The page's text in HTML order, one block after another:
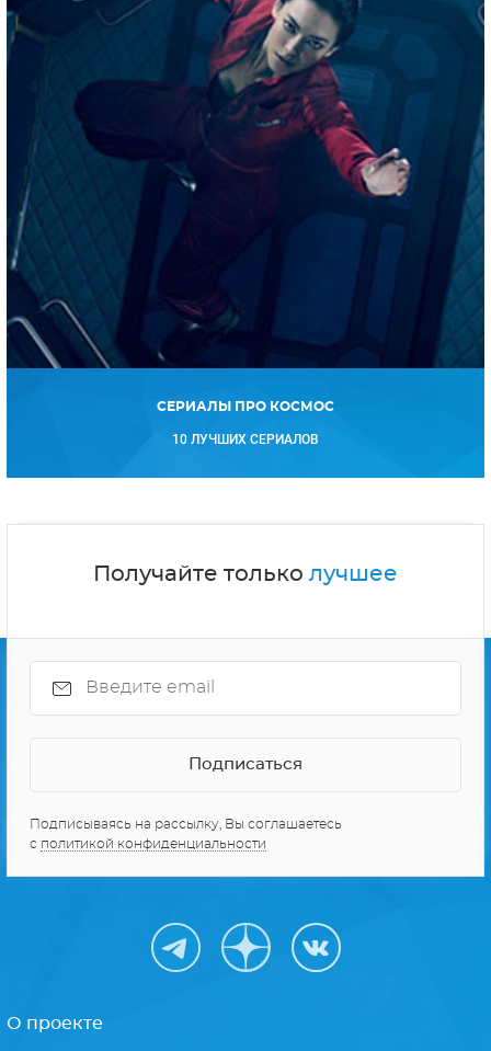
СЕРИАЛЫ ПРО КОСМОС
Получайте тольколучшее